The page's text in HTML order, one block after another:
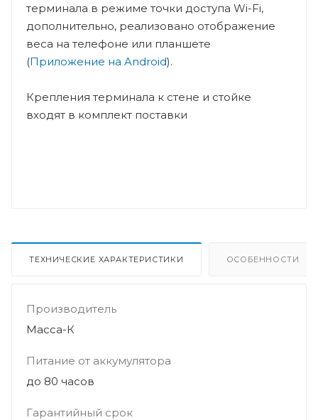
терминала в режиме точки доступа Wi-Fi,
дополнительно, реализовано отображение
веса на телефоне или планшете
(Приложение на Android).
Крепления терминала к стене и стойке
входят в комплект поставки
ТЕХНИЧЕСКИЕ ХАРАКТЕРИСТИКИ ОСОБЕННОСТИ
Производитель
Масса-К
Питание от аккумулятора
до 80 часов
Гарантийный срок